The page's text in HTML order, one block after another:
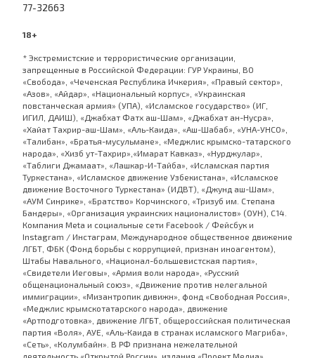
77-32663
18+
* Экстремистские и террористические организации,
запрещенные в Российской Федерации: ГУР Украины, ВО
«Свобода», «Чеченская Республика Ичкерия», «Правый сектор»,
«Азов», «Айдар», «Национальный корпус», «Украинская
повстанческая армия» (УПА), «Исламское государство» (ИГ,
ИГИЛ, ДАИШ), «Джабхат Фатх аш-Шам», «Джабхат ан-Нусра»,
«Хайат Тахрир-аш-Шам», «Аль-Каида», «Аш-Шабаб», «УНА-УНСО»,
«Талибан», «Братья-мусульмане», «Меджлис крымско-татарского
народа», «Хизб ут-Тахрир»,«Имарат Кавказ», «Нурджулар»,
«Таблиги Джамаат», «Лашкар-И-Тайба», «Исламская партия
Туркестана», «Исламское движение Узбекистана», «Исламское
движение Восточного Туркестана» (ИДВТ), «Джунд аш-Шам»,
«АУМ Синрике», «Братство» Корчинского, «Тризуб им. Степана
Бандеры», «Организация украинских националистов» (ОУН), С14.
Компания Meta и социальные сети Facebook / Фейсбук и
Instagram / Инстаграм, Международное общественное движение
ЛГБТ, ФБК (Фонд борьбы с коррупцией, признан иноагентом),
Штабы Навального, «Национал-большевистская партия»,
«Свидетели Иеговы», «Армия воли народа», «Русский
общенациональный союз», «Движение против нелегальной
иммиграции», «Мизантропик дивижн», фонд «Свободная Россия»,
«Меджлис крымскотатарского народа», движение
«Артподготовка», движение ЛГБТ, общероссийская политическая
партия «Воля», АУЕ, «Аль-Каида в странах исламского Магриба»,
«Сеть», «Колумбайн». В РФ признана нежелательной
деятельность «Открытой России», издания «Проект Медиа»,